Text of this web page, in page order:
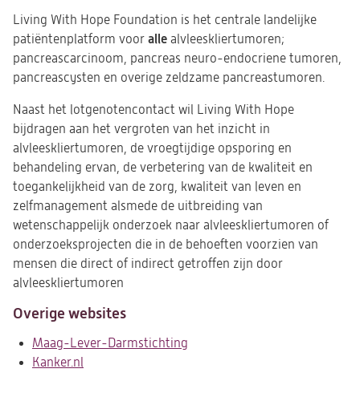
Living With Hope Foundation is het centrale landelijke
patiëntenplatform voor alle alvleeskliertumoren;
pancreascarcinoom, pancreas neuro-endocriene tumoren,
pancreascysten en overige zeldzame pancreastumoren.
Naast het lotgenotencontact wil Living With Hope
bijdragen aan het vergroten van het inzicht in
alvleeskliertumoren, de vroegtijdige opsporing en
behandeling ervan, de verbetering van de kwaliteit en
toegankelijkheid van de zorg, kwaliteit van leven en
zelfmanagement alsmede de uitbreiding van
wetenschappelijk onderzoek naar alvleeskliertumoren of
onderzoeksprojecten die in de behoeften voorzien van
mensen die direct of indirect getroffen zijn door
alvleeskliertumoren
Overige websites
Maag-Lever-Darmstichting
Kanker.nl